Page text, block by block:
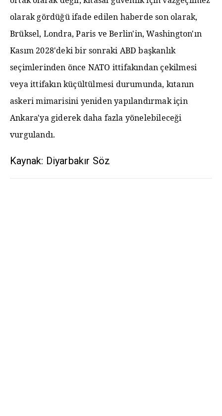
olarak gördüğü ifade edilen haberde son olarak,
Brüksel, Londra, Paris ve Berlin'in, Washington'ın
Kasım 2028'deki bir sonraki ABD başkanlık
seçimlerinden önce NATO ittifakından çekilmesi
veya ittifakın küçültülmesi durumunda, kıtanın
askeri mimarisini yeniden yapılandırmak için
Ankara'ya giderek daha fazla yönelebileceği
vurgulandı.
Kaynak: Diyarbakır Söz